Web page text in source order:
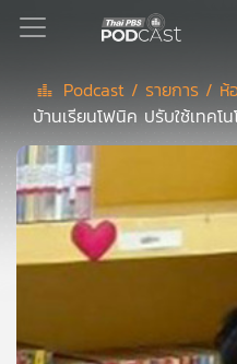
Podcast
เพล
ย์
สต์
Podcast / รายการ / ห้
บ้านเรียนโฟนิค ปรับใช้เทคโ